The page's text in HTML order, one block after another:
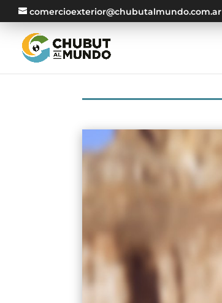
comercioexterior@chubutalmundo.com.ar